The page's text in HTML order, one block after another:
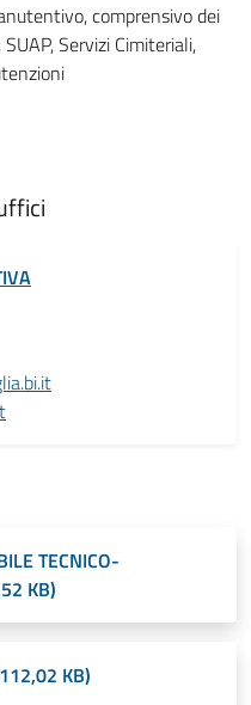
comprensivo dei
Servizi Cimiteriali,
TECNICO-
KB)
KB)